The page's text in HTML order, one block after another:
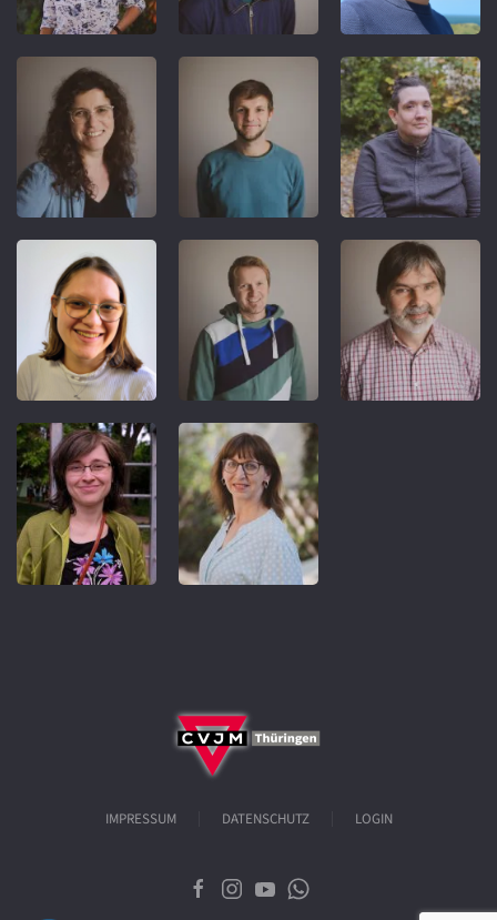
REFERENT
IMPRESSUM DATENSCHUTZ LOGIN